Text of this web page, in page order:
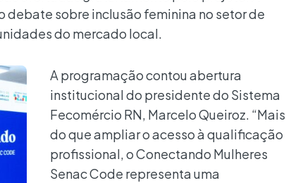
sobre inclusão feminina no setor de
do mercado local.
A programação contou abertura
institucional do presidente do Sistema
Fecomércio RN, Marcelo Queiroz. “Mais
do que ampliar o acesso à qualificação
profissional, o Conectando Mulheres
Senac Code representa uma